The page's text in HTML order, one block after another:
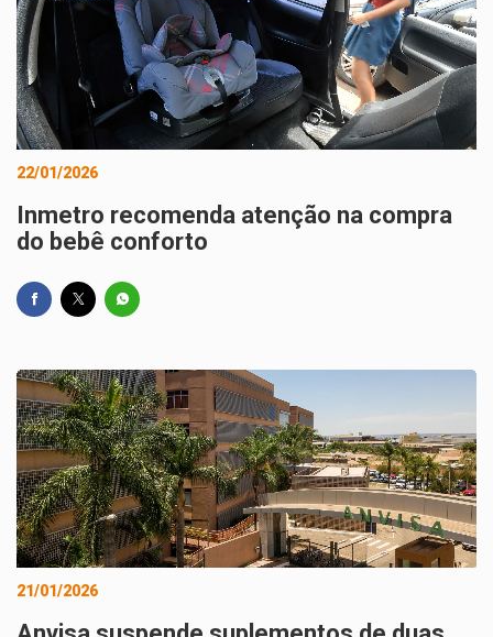
22/01/2026
Inmetro recomenda atenção na compra
do bebê conforto
21/01/2026